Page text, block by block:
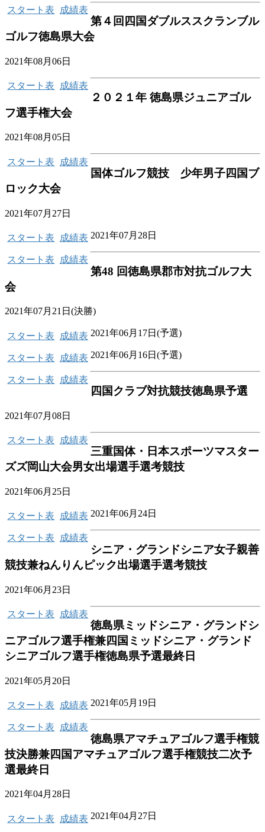
スタート表 成績表
第４回四国ダブルススクランブル
ゴルフ徳島県大会
2021年08月06日
スタート表 成績表
２０２１年 徳島県ジュニアゴル
フ選手権大会
2021年08月05日
スタート表 成績表
国体ゴルフ競技 少年男子四国ブ
ロック大会
2021年07月27日
スタート表 成績表 2021年07月28日
スタート表 成績表
第48 回徳島県郡市対抗ゴルフ大
会
2021年07月21日(決勝)
スタート表 成績表 2021年06月17日(予選)
スタート表 成績表 2021年06月16日(予選)
スタート表 成績表
四国クラブ対抗競技徳島県予選
2021年07月08日
スタート表 成績表
三重国体・日本スポーツマスター
ズズ岡山大会男女出場選手選考競技
2021年06月25日
スタート表 成績表 2021年06月24日
スタート表 成績表
シニア・グランドシニア女子親善
競技兼ねんりんピック出場選手選考競技
2021年06月23日
スタート表 成績表
徳島県ミッドシニア・グランドシ
ニアゴルフ選手権兼四国ミッドシニア・グランド
シニアゴルフ選手権徳島県予選最終日
2021年05月20日
スタート表 成績表 2021年05月19日
スタート表 成績表
徳島県アマチュアゴルフ選手権競
技決勝兼四国アマチュアゴルフ選手権競技二次予
選最終日
2021年04月28日
スタート表 成績表 2021年04月27日